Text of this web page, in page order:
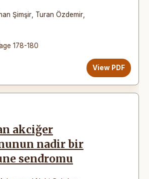
Şimşir Turan Özdemir
178-180
View PDF
akciğer
nadir bir
sendromu